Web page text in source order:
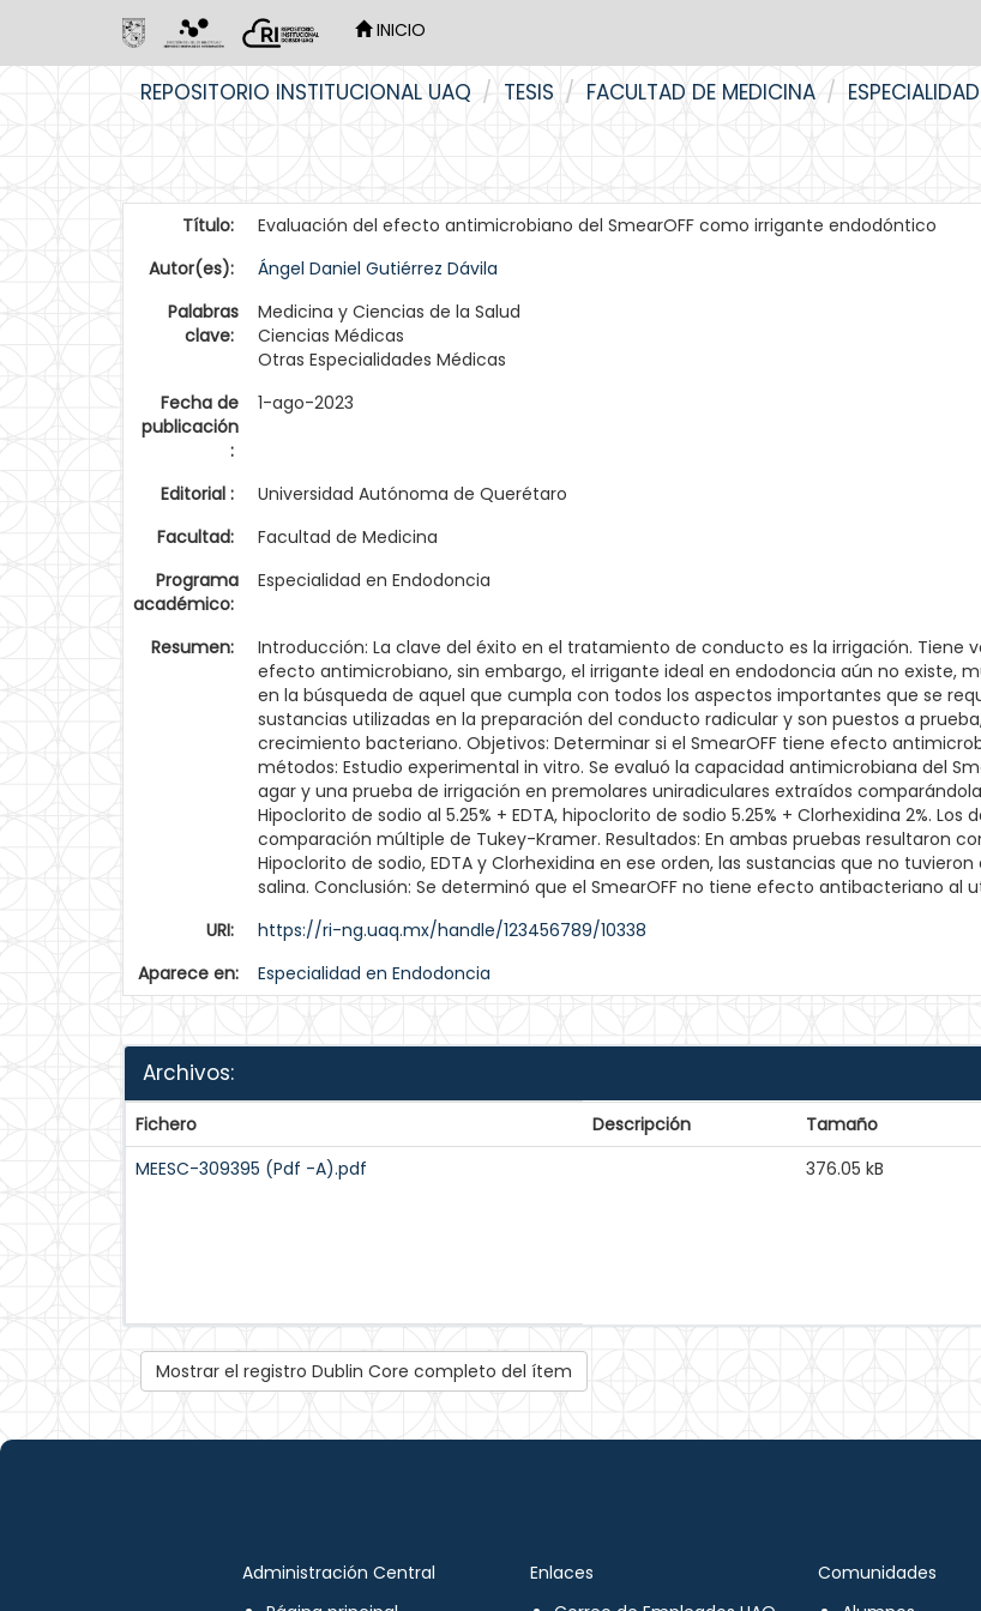
INICIO
REPOSITORIO INSTITUCIONAL UAQ TESIS FACULTAD DE MEDICINA ESPECIALIDAD
Título:
Evaluación del efecto antimicrobiano del SmearOFF como irrigante endodóntico
Autor(es):
Ángel Daniel Gutiérrez Dávila
Palabras
clave:
Medicina y Ciencias de la Salud
Ciencias Médicas
Otras Especialidades Médicas
Fecha de
publicación
:
1-ago-2023
Editorial :
Universidad Autónoma de Querétaro
Facultad:
Facultad de Medicina
Programa
académico:
Especialidad en Endodoncia
Resumen:
Introducción: La clave del éxito en el tratamiento de conducto es la irrigación. Tiene
efecto antimicrobiano, sin embargo, el irrigante ideal en endodoncia aún no existe,
en la búsqueda de aquel que cumpla con todos los aspectos importantes que se
sustancias utilizadas en la preparación del conducto radicular y son puestos a
crecimiento bacteriano. Objetivos: Determinar si el SmearOFF tiene efecto
métodos: Estudio experimental in vitro. Se evaluó la capacidad antimicrobiana del
agar y una prueba de irrigación en premolares uniradiculares extraídos
Hipoclorito de sodio al 5.25% + EDTA, hipoclorito de sodio 5.25% + Clorhexidina 2%.
comparación múltiple de Tukey-Kramer. Resultados: En ambas pruebas resultaron
Hipoclorito de sodio, EDTA y Clorhexidina en ese orden, las sustancias que no
salina. Conclusión: Se determinó que el SmearOFF no tiene efecto antibacteriano al
URI:
https://ri-ng.uaq.mx/handle/123456789/10338
Aparece en:
Especialidad en Endodoncia
Archivos:
Fichero Descripción Tamaño
MEESC-309395 (Pdf -A).pdf
376.05 kB
Mostrar el registro Dublin Core completo del ítem
Administración Central
Enlaces
Comunidades